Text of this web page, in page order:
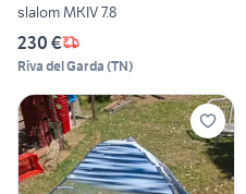
slalom MKIV 7.8
230 €
Riva del Garda (TN)